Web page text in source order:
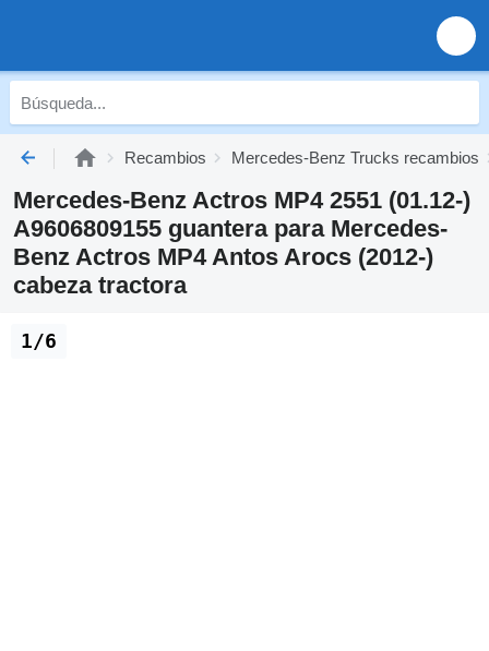
Recambios Mercedes-Benz Trucks recambios
Mercedes-Benz Actros MP4 2551 (01.12-)
A9606809155 guantera para Mercedes-
Benz Actros MP4 Antos Arocs (2012-)
cabeza tractora
1/6